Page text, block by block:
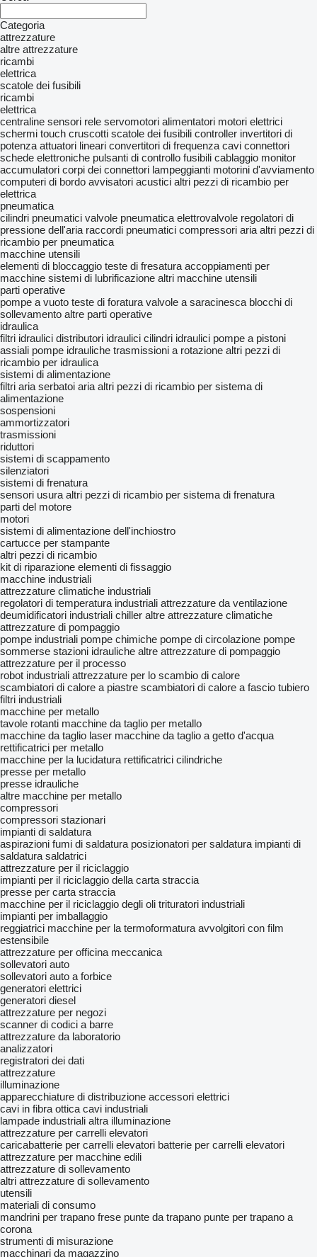
Categoria
attrezzature
altre attrezzature
ricambi
elettrica
scatole dei fusibili
ricambi
elettrica
centraline sensori rele servomotori alimentatori motori elettrici
schermi touch cruscotti scatole dei fusibili controller invertitori di
potenza attuatori lineari convertitori di frequenza cavi connettori
schede elettroniche pulsanti di controllo fusibili cablaggio monitor
accumulatori corpi dei connettori lampeggianti motorini d'avviamento
computeri di bordo avvisatori acustici altri pezzi di ricambio per
elettrica
pneumatica
cilindri pneumatici valvole pneumatica elettrovalvole regolatori di
pressione dell'aria raccordi pneumatici compressori aria altri pezzi di
ricambio per pneumatica
macchine utensili
elementi di bloccaggio teste di fresatura accoppiamenti per
macchine sistemi di lubrificazione altri macchine utensili
parti operative
pompe a vuoto teste di foratura valvole a saracinesca blocchi di
sollevamento altre parti operative
idraulica
filtri idraulici distributori idraulici cilindri idraulici pompe a pistoni
assiali pompe idrauliche trasmissioni a rotazione altri pezzi di
ricambio per idraulica
sistemi di alimentazione
filtri aria serbatoi aria altri pezzi di ricambio per sistema di
alimentazione
sospensioni
ammortizzatori
trasmissioni
riduttori
sistemi di scappamento
silenziatori
sistemi di frenatura
sensori usura altri pezzi di ricambio per sistema di frenatura
parti del motore
motori
sistemi di alimentazione dell'inchiostro
cartucce per stampante
altri pezzi di ricambio
kit di riparazione elementi di fissaggio
macchine industriali
attrezzature climatiche industriali
regolatori di temperatura industriali attrezzature da ventilazione
deumidificatori industriali chiller altre attrezzature climatiche
attrezzature di pompaggio
pompe industriali pompe chimiche pompe di circolazione pompe
sommerse stazioni idrauliche altre attrezzature di pompaggio
attrezzature per il processo
robot industriali attrezzature per lo scambio di calore
scambiatori di calore a piastre scambiatori di calore a fascio tubiero
filtri industriali
macchine per metallo
tavole rotanti macchine da taglio per metallo
macchine da taglio laser macchine da taglio a getto d'acqua
rettificatrici per metallo
macchine per la lucidatura rettificatrici cilindriche
presse per metallo
presse idrauliche
altre macchine per metallo
compressori
compressori stazionari
impianti di saldatura
aspirazioni fumi di saldatura posizionatori per saldatura impianti di
saldatura saldatrici
attrezzature per il riciclaggio
impianti per il riciclaggio della carta straccia
presse per carta straccia
macchine per il riciclaggio degli oli trituratori industriali
impianti per imballaggio
reggiatrici macchine per la termoformatura avvolgitori con film
estensibile
attrezzature per officina meccanica
sollevatori auto
sollevatori auto a forbice
generatori elettrici
generatori diesel
attrezzature per negozi
scanner di codici a barre
attrezzature da laboratorio
analizzatori
registratori dei dati
attrezzature
illuminazione
apparecchiature di distribuzione accessori elettrici
cavi in fibra ottica cavi industriali
lampade industriali altra illuminazione
attrezzature per carrelli elevatori
caricabatterie per carrelli elevatori batterie per carrelli elevatori
attrezzature per macchine edili
attrezzature di sollevamento
altri attrezzature di sollevamento
utensili
materiali di consumo
mandrini per trapano frese punte da trapano punte per trapano a
corona
strumenti di misurazione
macchinari da magazzino